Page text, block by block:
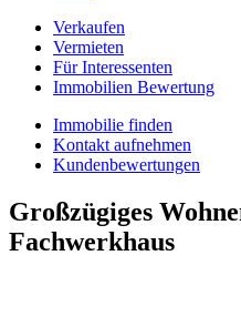
Verkaufen
Vermieten
Für Interessenten
Immobilien Bewertung
Immobilie finden
Kontakt aufnehmen
Kundenbewertungen
Großzügiges
Fachwerkhaus